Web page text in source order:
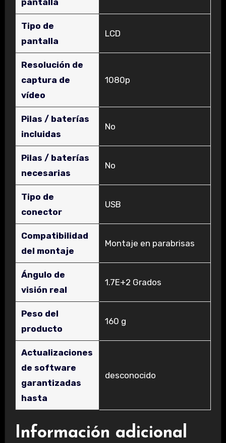
pantalla
Tipo de
pantalla
‎LCD
Resolución de
captura de
vídeo
‎1080p
Pilas / baterías
incluidas
‎No
Pilas / baterías
necesarias
‎No
Tipo de
conector
‎USB
Compatibilidad
del montaje
‎Montaje en parabrisas
Ángulo de
visión real
‎1.7E+2 Grados
Peso del
producto
‎160 g
Actualizaciones
de software
garantizadas
hasta
‎desconocido
Información adicional